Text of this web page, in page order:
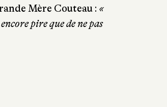
Mère Couteau : «
pire que de ne pas